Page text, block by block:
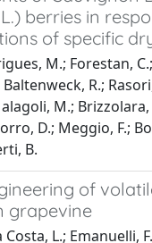
berries in
of specific
M.; Forestan,
Baltenweck, R.;
M.; Brizzolara,
D.; Meggio, F.;
B.
of
grapevine
L.; Emanuelli,